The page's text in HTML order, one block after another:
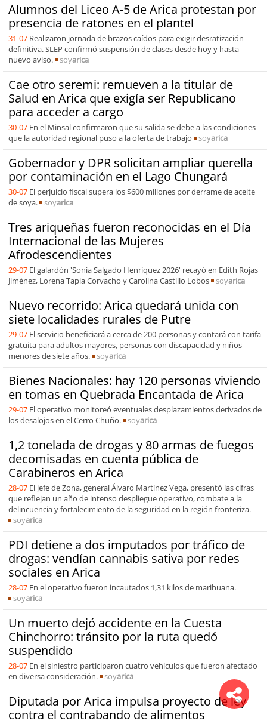
Alumnos del Liceo A-5 de Arica protestan por
presencia de ratones en el plantel
31-07 Realizaron jornada de brazos caídos para exigir desratización
definitiva. SLEP confirmó suspensión de clases desde hoy y hasta
nuevo aviso.
soyarica
Cae otro seremi: remueven a la titular de
Salud en Arica que exigía ser Republicano
para acceder a cargo
30-07 En el Minsal confirmaron que su salida se debe a las condiciones
que la autoridad regional puso a la oferta de trabajo
soyarica
Gobernador y DPR solicitan ampliar querella
por contaminación en el Lago Chungará
30-07 El perjuicio fiscal supera los $600 millones por derrame de aceite
de soya.
soyarica
Tres ariqueñas fueron reconocidas en el Día
Internacional de las Mujeres
Afrodescendientes
29-07 El galardón 'Sonia Salgado Henríquez 2026' recayó en Edith Rojas
Jiménez, Lorena Tapia Corvacho y Carolina Castillo Lobos
soyarica
Nuevo recorrido: Arica quedará unida con
siete localidades rurales de Putre
29-07 El servicio beneficiará a cerca de 200 personas y contará con tarifa
gratuita para adultos mayores, personas con discapacidad y niños
menores de siete años.
soyarica
Bienes Nacionales: hay 120 personas viviendo
en tomas en Quebrada Encantada de Arica
29-07 El operativo monitoreó eventuales desplazamientos derivados de
los desalojos en el Cerro Chuño.
soyarica
1,2 tonelada de drogas y 80 armas de fuegos
decomisadas en cuenta pública de
Carabineros en Arica
28-07 El jefe de Zona, general Álvaro Martínez Vega, presentó las cifras
que reflejan un año de intenso despliegue operativo, combate a la
delincuencia y fortalecimiento de la seguridad en la región fronteriza.
soyarica
PDI detiene a dos imputados por tráfico de
drogas: vendían cannabis sativa por redes
sociales en Arica
28-07 En el operativo fueron incautados 1,31 kilos de marihuana.
soyarica
Un muerto dejó accidente en la Cuesta
Chinchorro: tránsito por la ruta quedó
suspendido
28-07 En el siniestro participaron cuatro vehículos que fueron afectado
en diversa consideración.
soyarica
Diputada por Arica impulsa proyecto de ley
contra el contrabando de alimentos